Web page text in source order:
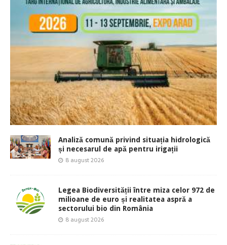
Analiză comună privind situația hidrologică
și necesarul de apă pentru irigații
8 august 2026
Legea Biodiversității între miza celor 972 de
milioane de euro și realitatea aspră a
sectorului bio din România
8 august 2026